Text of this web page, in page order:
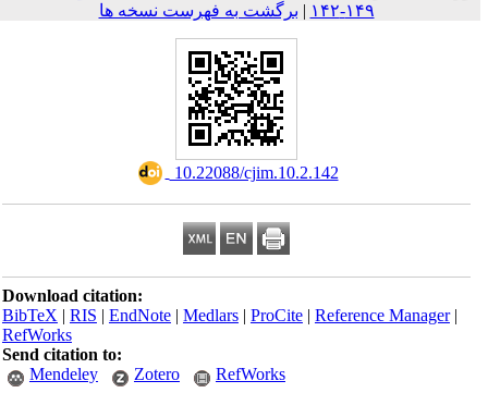
۱۴۹-۱۴۲
| برگشت به فهرست نسخه ها
‎ 10.22088/cjim.10.2.142
Download citation:
BibTeX|RIS|EndNote|Medlars|ProCite|Reference Manager
RefWorks
Send citation to:
Mendeley
Zotero RefWorks